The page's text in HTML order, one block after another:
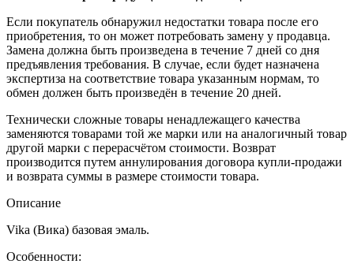
Если покупатель обнаружил недостатки товара после его
приобретения, то он может потребовать замену у продавца.
Замена должна быть произведена в течение 7 дней со дня
предъявления требования. В случае, если будет назначена
экспертиза на соответствие товара указанным нормам, то
обмен должен быть произведён в течение 20 дней.
Технически сложные товары ненадлежащего качества
заменяются товарами той же марки или на аналогичный товар
другой марки с перерасчётом стоимости. Возврат
производится путем аннулирования договора купли-продажи
и возврата суммы в размере стоимости товара.
Описание
Vika (Вика) базовая эмаль.
Особенности: